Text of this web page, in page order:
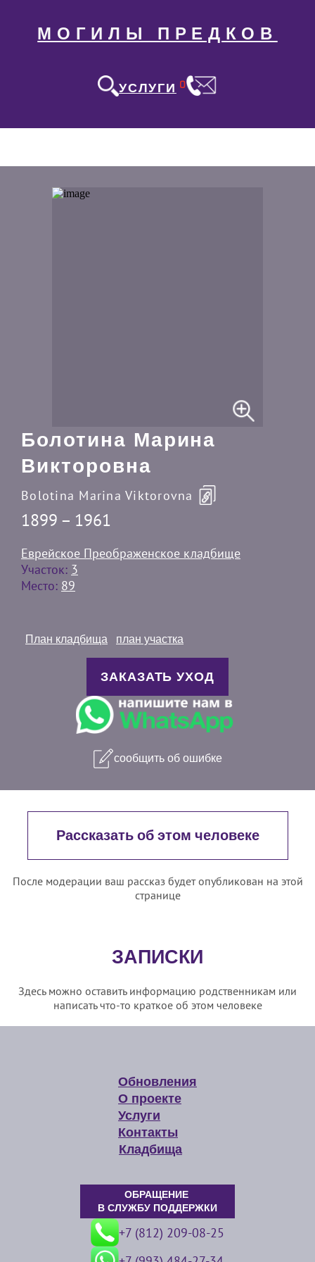
МОГИЛЫ ПРЕДКОВ
УСЛУГИ 0
Болотина Марина
Викторовна
Bolotina Marina Viktorovna
1899 – 1961
Еврейское Преображенское кладбище
Участок: 3
Место: 89
План кладбища план участка
ЗАКАЗАТЬ УХОД
сообщить об ошибке
Рассказать об этом человеке
После модерации ваш рассказ будет опубликован на этой
странице
ЗАПИСКИ
Здесь можно оставить информацию родственникам или
написать что-то краткое об этом человеке
Обновления
О проекте
Услуги
Контакты
Кладбища
ОБРАЩЕНИЕ
В СЛУЖБУ ПОДДЕРЖКИ
+7 (812) 209-08-25